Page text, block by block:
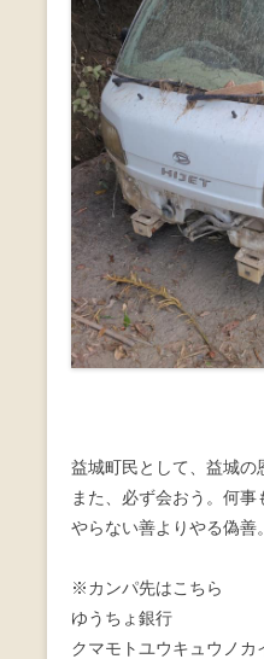
益城町民として、益城の
また、必ず会おう。何事
やらない善よりやる偽善。
※カンパ先はこちら
ゆうちょ銀行
クマモトユウキュウノカ